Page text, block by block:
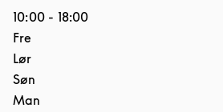
10:00 - 18:00
Ugedag
Fre
Lør
Søn
Man